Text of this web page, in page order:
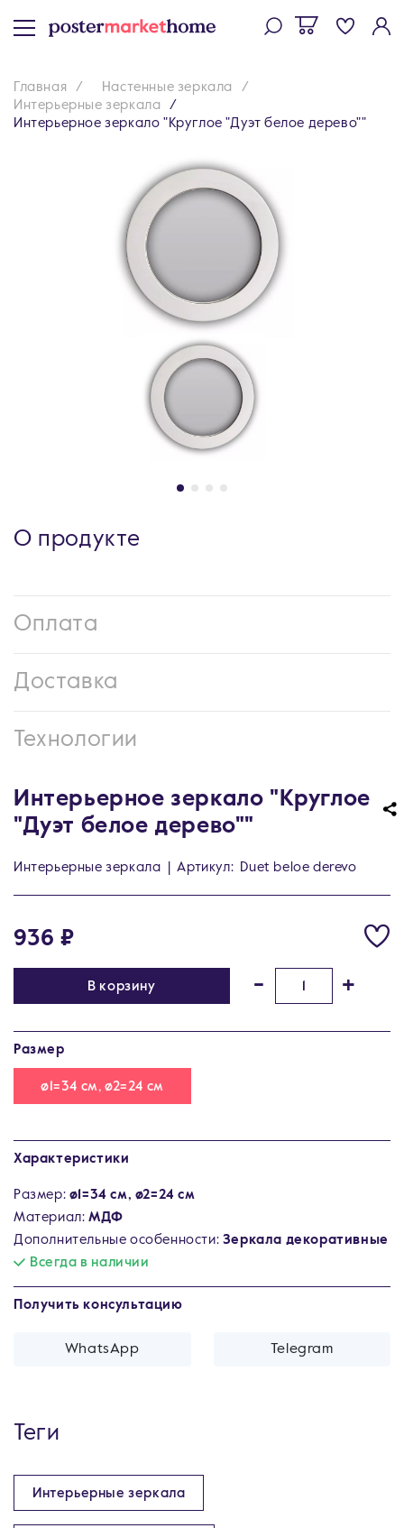
Главная
Настенные зеркала
Интерьерные зеркала
Интерьерное зеркало "Круглое "Дуэт белое дерево""
О продукте
Оплата
Доставка
Технологии
Интерьерное зеркало "Круглое
"Дуэт белое дерево""
Интерьерные зеркала Артикул: Duet beloe derevo
936 ₽
В корзину - +
Размер
ø1=34 см, ø2=24 см
Характеристики
Размер: ø1=34 см, ø2=24 см
Материал: МДФ
Дополнительные особенности: Зеркала декоративные
Всегда в наличии
Получить консультацию
WhatsApp Telegram
Теги
Интерьерные зеркала